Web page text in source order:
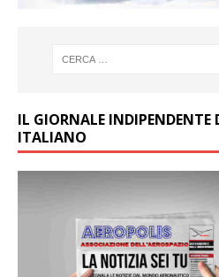
IL GIORNALE INDIPENDENTE
ITALIANO